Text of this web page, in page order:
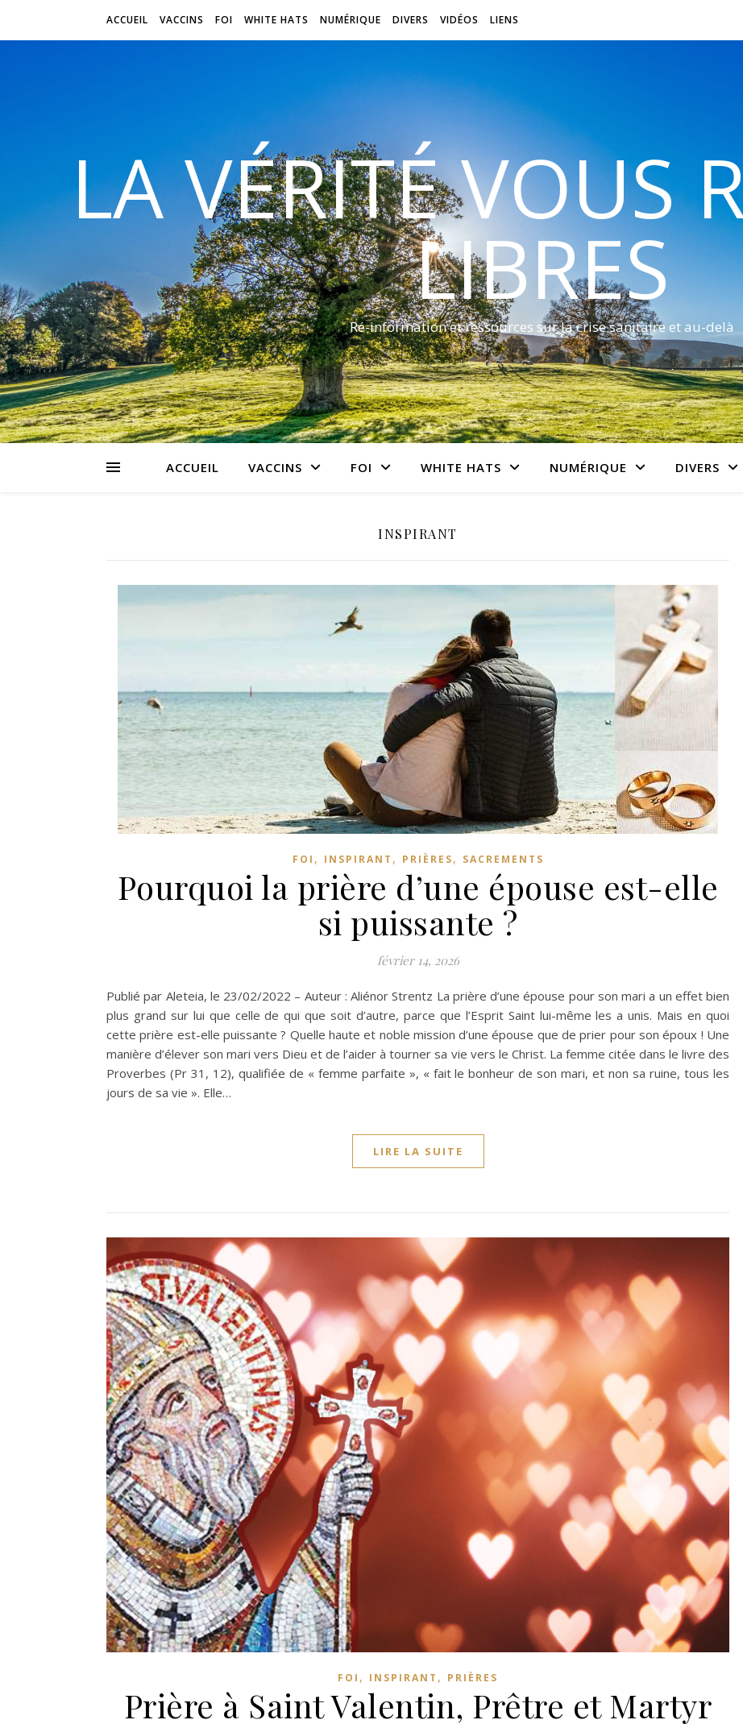
ACCUEIL VACCINS FOI WHITE HATS NUMÉRIQUE DIVERS VIDÉOS LIENS
LA VÉRITÉ VOUS
LIBRES
Ré-information et ressources sur la crise sanitaire et au-delà
ACCUEIL VACCINS FOI WHITE HATS NUMÉRIQUE DIVERS
INSPIRANT
FOI , INSPIRANT , PRIÈRES, SACREMENTS
Pourquoi la prière d’une épouse est-elle
si puissante ?
février 14, 2026
Publié par Aleteia, le 23/02/2022 – Auteur : Aliénor Strentz La prière d’une épouse pour son mari a un effet bien
plus grand sur lui que celle de qui que soit d’autre, parce que l’Esprit Saint lui-même les a unis. Mais en quoi
cette prière est-elle puissante ? Quelle haute et noble mission d’une épouse que de prier pour son époux ! Une
manière d’élever son mari vers Dieu et de l’aider à tourner sa vie vers le Christ. La femme citée dans le livre des
Proverbes (Pr 31, 12), qualifiée de « femme parfaite », « fait le bonheur de son mari, et non sa ruine, tous les
jours de sa vie ». Elle…
LIRE LA SUITE
FOI , INSPIRANT , PRIÈRES
Prière à Saint Valentin, Prêtre et Martyr